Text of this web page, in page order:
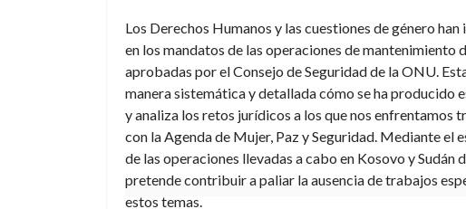
Los Derechos Humanos y las cuestiones de género han
en los mandatos de las operaciones de mantenimiento
aprobadas por el Consejo de Seguridad de la ONU.
manera sistemática y detallada cómo se ha producido
y analiza los retos jurídicos a los que nos enfrentamos
con la Agenda de Mujer, Paz y Seguridad. Mediante el
de las operaciones llevadas a cabo en Kosovo y Sudán
pretende contribuir a paliar la ausencia de trabajos
estos temas.